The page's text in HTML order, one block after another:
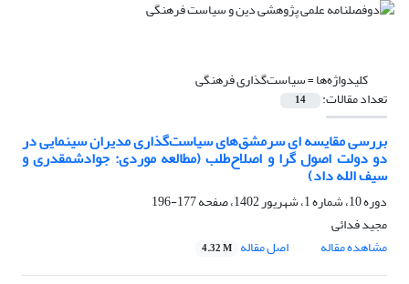
کلیدواژه‌ها =سیاست‌گذاری فرهنگی
تعداد مقالات: 14
بررسی مقایسه ای سرمشق‌های سیاست‌گذاری مدیران سینمایی در
دو دولت اصول گرا و اصلاح‌طلب (مطالعه موردی: جوادشمقدری و
سیف الله داد)
دوره 10، شماره 1، شهریور 1402، صفحه
177-196
مجید فدائی
مشاهده مقاله
اصل مقاله 4.32 M